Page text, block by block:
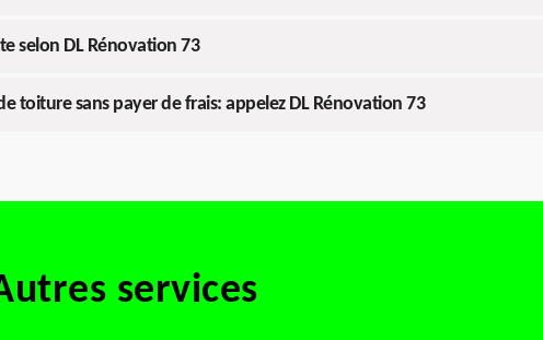
selon DL Rénovation 73
toiture sans payer de frais: appelez DL Rénovation 73
services